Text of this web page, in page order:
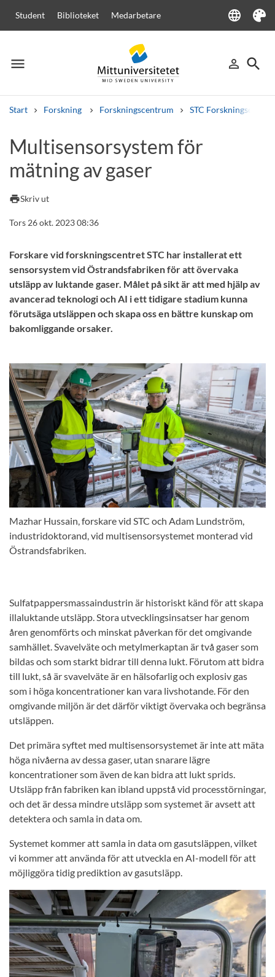
Student Biblioteket Medarbetare language
Language
Tema
menu
Meny person_outline
Logga in
search
Sök
Start Forskning Forskningscentrum STC Forskningscenter
Andra söktjänster
Kurser och program Kursplaner
Multisensorsystem för
mätning av gaser
printSkriv ut
Tors 26 okt. 2023 08:36
Forskare vid forskningscentret STC har installerat ett
sensorsystem vid Östrandsfabriken för att övervaka
utsläpp av luktande gaser. Målet på sikt är att med hjälp av
avancerad teknologi och AI i ett tidigare stadium kunna
förutsäga utsläppen och skapa oss en bättre kunskap om
bakomliggande orsaker.
Mazhar Hussain, forskare vid STC och Adam Lundström,
industridoktorand, vid multisensorsystemet monterad vid
Östrandsfabriken.
Sulfatpappersmassaindustrin är historiskt känd för att skapa
illaluktande utsläpp. Stora utvecklingsinsatser har genom
åren genomförts och minskat påverkan för det omgivande
samhället. Svavelväte och metylmerkaptan är två gaser som
bildas och som starkt bidrar till denna lukt. Förutom att bidra
till lukt, så är svavelväte är en hälsofarlig och explosiv gas
som i höga koncentrationer kan vara livshotande. För den
omgivande miljön är det därför viktigt övervaka och begränsa
utsläppen.
Det primära syftet med multisensorsystemet är inte att mäta
höga nivåerna av dessa gaser, utan snarare lägre
koncentrationer som även de kan bidra att lukt sprids.
Utsläpp från fabriken kan ibland uppstå vid processtörningar,
och det är dessa mindre utsläpp som systemet är avsett att
detektera och samla in data om.
Systemet kommer att samla in data om gasutsläppen, vilket
vi kommer att använda för att utveckla en AI-modell för att
möjliggöra tidig prediktion av gasutsläpp.